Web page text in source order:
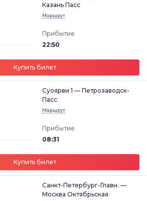
Казань Пасс
Маршрут
Прибытие
22:50
Купить билет
Суоярви 1 — Петрозаводск-
Пасс
Маршрут
Прибытие
08:31
Купить билет
Санкт-Петербург-Главн. —
Москва Октябрьская